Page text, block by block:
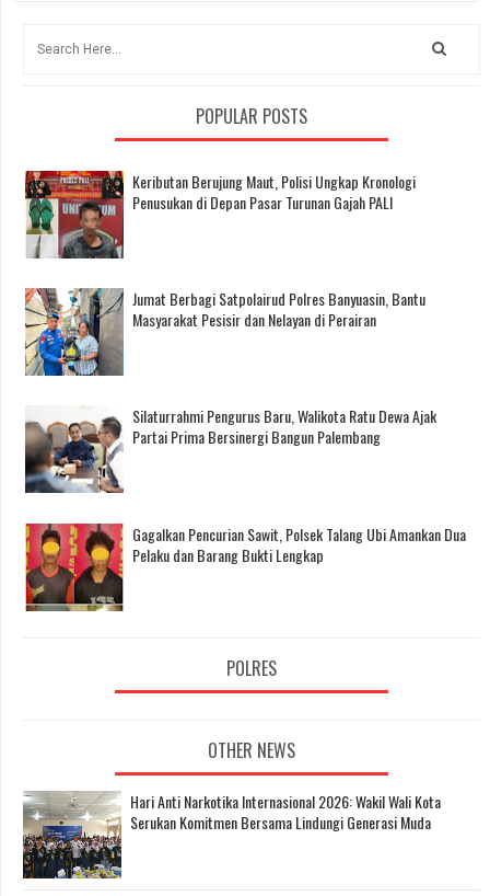
POPULAR POSTS
Keributan Berujung Maut, Polisi Ungkap Kronologi
Penusukan di Depan Pasar Turunan Gajah PALI
Jumat Berbagi Satpolairud Polres Banyuasin, Bantu
Masyarakat Pesisir dan Nelayan di Perairan
Silaturrahmi Pengurus Baru, Walikota Ratu Dewa Ajak
Partai Prima Bersinergi Bangun Palembang
Gagalkan Pencurian Sawit, Polsek Talang Ubi Amankan Dua
Pelaku dan Barang Bukti Lengkap
POLRES
OTHER NEWS
Hari Anti Narkotika Internasional 2026: Wakil Wali Kota
Serukan Komitmen Bersama Lindungi Generasi Muda